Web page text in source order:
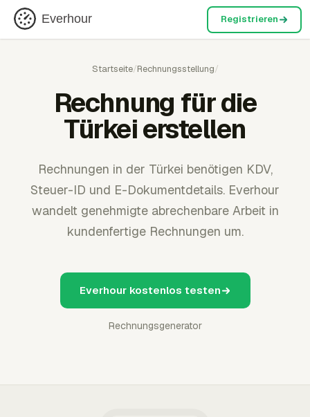
Everhour Registrieren
Startseite/Rechnungsstellung/
Rechnung für die
Türkei erstellen
Rechnungen in der Türkei benötigen KDV,
Steuer-ID und E-Dokumentdetails. Everhour
wandelt genehmigte abrechenbare Arbeit in
kundenfertige Rechnungen um.
Everhour kostenlos testen
Rechnungsgenerator